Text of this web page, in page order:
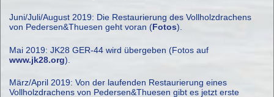
Juni/Juli/August 2019: Die Restaurierung des Vollholzdrachens
von Pedersen&Thuesen geht voran (Fotos).
Mai 2019: JK28 GER-44 wird übergeben (Fotos auf
www.jk28.org).
März/April 2019: Von der laufenden Restaurierung eines
Vollholzdrachens von Pedersen&Thuesen gibt es jetzt erste